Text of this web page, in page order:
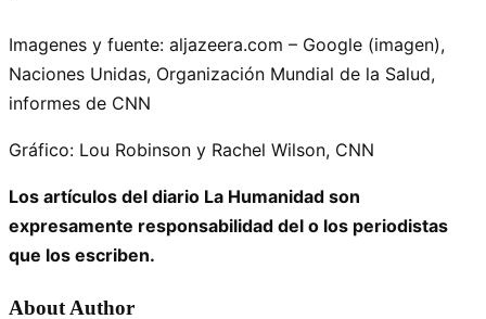
Imagenes y fuente: aljazeera.com – Google (imagen),
Naciones Unidas, Organización Mundial de la Salud,
informes de CNN
Gráfico: Lou Robinson y Rachel Wilson, CNN
Los artículos del diario La Humanidad son
expresamente responsabilidad del o los periodistas
que los escriben.
About Author